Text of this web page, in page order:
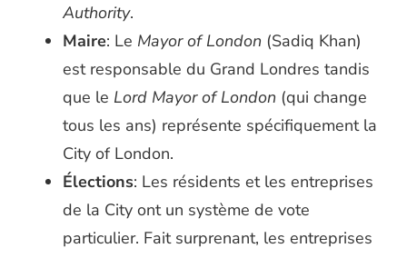
Authority.
Maire: Le Mayor of London (Sadiq Khan)
est responsable du Grand Londres tandis
que le Lord Mayor of London (qui change
tous les ans) représente spécifiquement la
City of London.
Élections: Les résidents et les entreprises
de la City ont un système de vote
particulier. Fait surprenant, les entreprises